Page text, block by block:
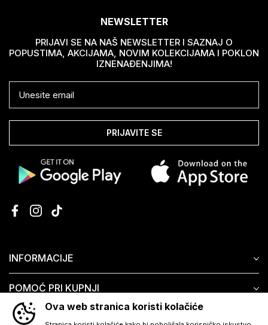
INFORMACIJE
POMOĆ PRI KUPNJI
KORISNIČKI SERVIS
NEWSLETTER
PRIJAVI SE NA NAŠ NEWSLETTER I SAZNAJ O
POPUSTIMA, AKCIJAMA, NOVIM KOLEKCIJAMA I POKLON
IZNENAĐENJIMA!
PRIJAVITE SE
Ova web stranica koristi kolačiće